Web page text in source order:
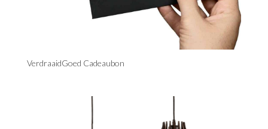
VerdraaidGoed Cadeaubon